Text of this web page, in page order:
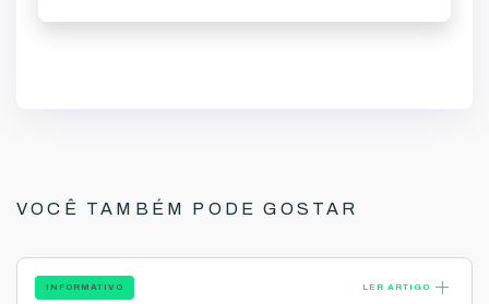
VOCÊ TAMBÉM PODE GOSTAR
INFORMATIVO LER ARTIGO add